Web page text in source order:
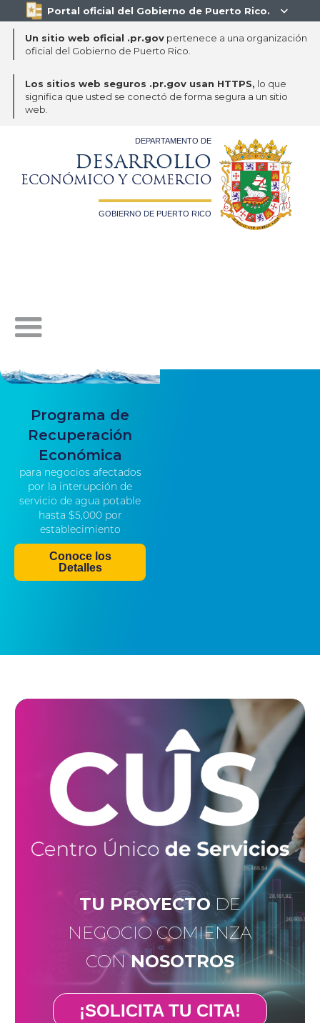
Portal oficial del Gobierno de Puerto Rico. 
Un sitio web oficial .pr.govpertenece a una organización
oficial del Gobierno de Puerto Rico.
Los sitios web seguros .pr.gov usan HTTPS, lo que
significa que usted se conectó de forma segura a un sitio
web.
DEPARTAMENTO DE
DESARROLLO
ECONÓMICO Y COMERCIO
GOBIERNO DE PUERTO RICO
Programa de
Recuperación
Económica
para negocios afectados
por la interupción de
servicio de agua potable
hasta $5,000 por
establecimiento
Conoce los
Detalles
TU PROYECTODE
NEGOCIO COMIENZA
CONNOSOTROS
¡SOLICITA TU CITA!